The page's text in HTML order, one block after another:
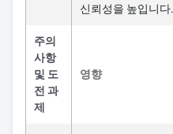
신뢰성을 높입니다.
주의
사항
및 도
전 과
제
영향